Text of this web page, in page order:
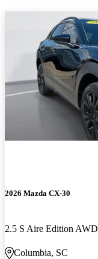
2026 Mazda CX-30
2.5 S Aire Edition AWD
Columbia, SC